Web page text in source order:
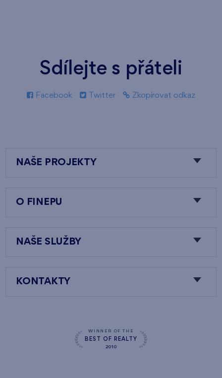
Sdílejte s přáteli
Facebook Twitter Zkopírovat odkaz
NAŠE PROJEKTY
O FINEPU
NAŠE SLUŽBY
KONTAKTY
WINNER OF THE
BEST OF REALTY
2010